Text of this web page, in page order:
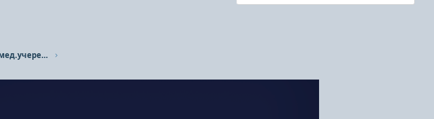
Отзывы о услугах и различных мед.учереждениях.